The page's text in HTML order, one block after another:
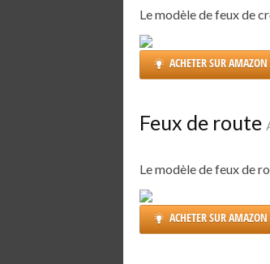
Le modèle de feux de
ACHETER SUR AMAZON
Feux de route
Le modèle de feux de
ACHETER SUR AMAZON